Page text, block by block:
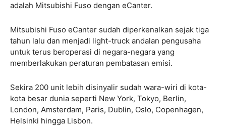
adalah Mitsubishi Fuso dengan eCanter.
Mitsubishi Fuso eCanter sudah diperkenalkan sejak tiga
tahun lalu dan menjadi light-truck andalan pengusaha
untuk terus beroperasi di negara-negara yang
memberlakukan peraturan pembatasan emisi.
Sekira 200 unit lebih disinyalir sudah wara-wiri di kota-
kota besar dunia seperti New York, Tokyo, Berlin,
London, Amsterdam, Paris, Dublin, Oslo, Copenhagen,
Helsinki hingga Lisbon.